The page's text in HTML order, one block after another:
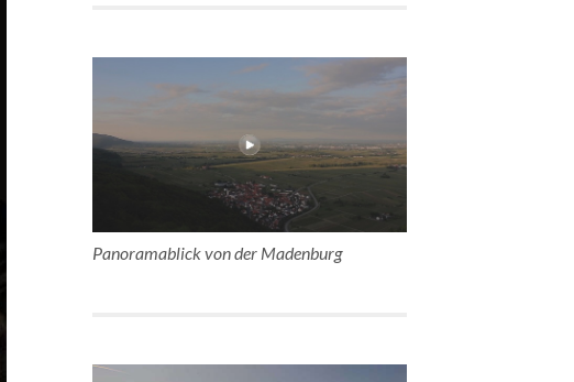
Panoramablick von der Madenburg